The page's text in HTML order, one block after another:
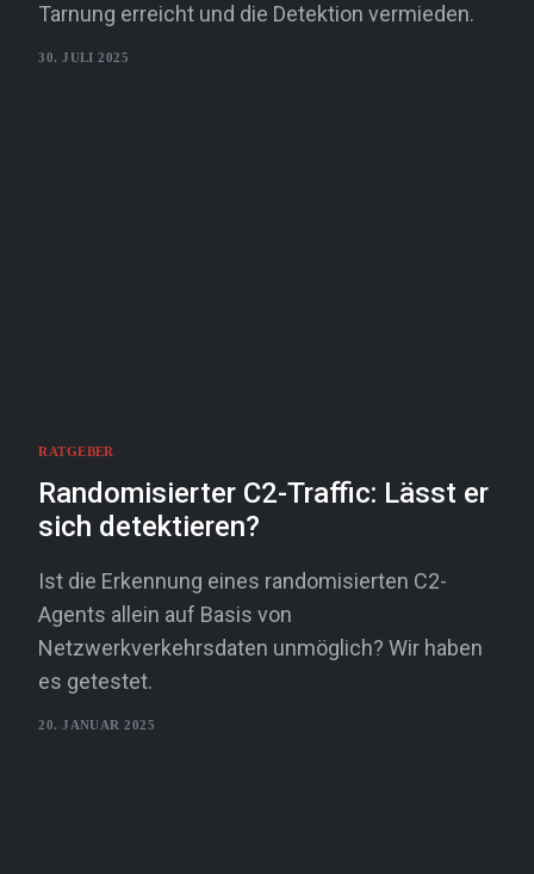
Tarnung erreicht und die Detektion vermieden.
30. JULI 2025
RATGEBER
Randomisierter C2-Traffic: Lässt er
sich detektieren?
Ist die Erkennung eines randomisierten C2-
Agents allein auf Basis von
Netzwerkverkehrsdaten unmöglich? Wir haben
es getestet.
20. JANUAR 2025